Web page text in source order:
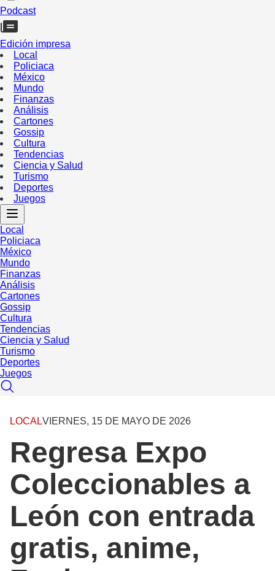
Podcast
Edición impresa
Local
Policiaca
México
Mundo
Finanzas
Análisis
Cartones
Gossip
Cultura
Tendencias
Ciencia y Salud
Turismo
Deportes
Juegos
Local
Policiaca
México
Mundo
Finanzas
Análisis
Cartones
Gossip
Cultura
Tendencias
Ciencia y Salud
Turismo
Deportes
Juegos
LOCALVIERNES, 15 DE MAYO DE 2026
Regresa Expo
Coleccionables a
León con entrada
gratis, anime,